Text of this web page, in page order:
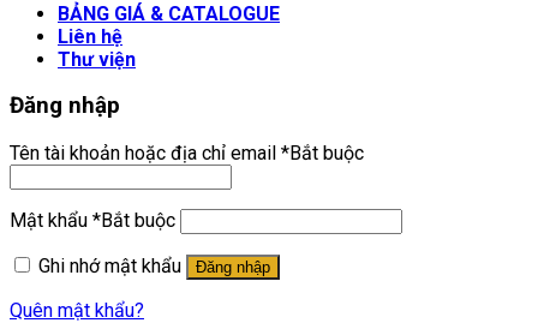
BẢNG GIÁ & CATALOGUE
Liên hệ
Thư viện
Đăng nhập
Tên tài khoản hoặc địa chỉ email *Bắt buộc
Mật khẩu *Bắt buộc
Ghi nhớ mật khẩu
Đăng nhập
Quên mật khẩu?